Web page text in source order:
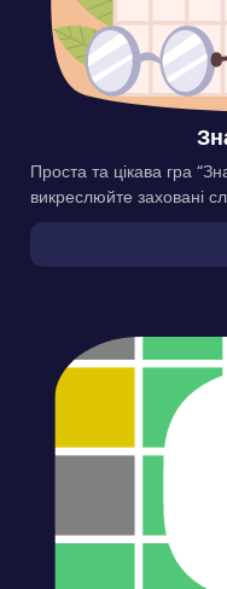
Проста та цікава гра
викреслюйте заховані